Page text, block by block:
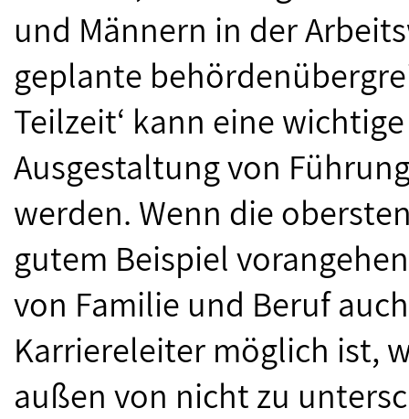
und Männern in der
geplante
Teilzeit‘ kann eine
Ausgestaltung von
werden. Wenn die
gutem Beispiel
von Familie und Beruf
Karriereleiter möglich ist,
außen von nicht zu